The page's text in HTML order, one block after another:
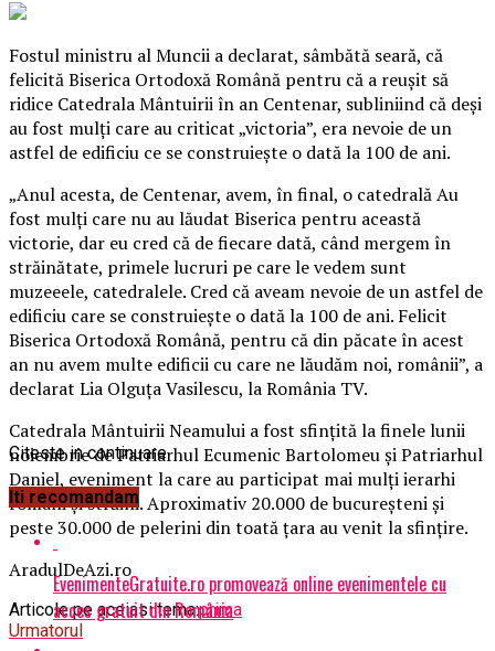
Fostul ministru al Muncii a declarat, sâmbătă seară, că
felicită Biserica Ortodoxă Română pentru că a reuşit să
ridice Catedrala Mântuirii în an Centenar, subliniind că deşi
au fost mulţi care au criticat „victoria”, era nevoie de un
astfel de edificiu ce se construieşte o dată la 100 de ani.
„Anul acesta, de Centenar, avem, în final, o catedrală Au
fost mulţi care nu au lăudat Biserica pentru această
victorie, dar eu cred că de fiecare dată, când mergem în
străinătate, primele lucruri pe care le vedem sunt
muzeeele, catedralele. Cred că aveam nevoie de un astfel de
edificiu care se construieşte o dată la 100 de ani. Felicit
Biserica Ortodoxă Română, pentru că din păcate în acest
an nu avem multe edificii cu care ne lăudăm noi, românii”, a
declarat Lia Olguţa Vasilescu, la România TV.
Catedrala Mântuirii Neamului a fost sfinţită la finele lunii
noiembrie de Patriarhul Ecumenic Bartolomeu şi Patriarhul
Daniel, eveniment la care au participat mai mulţi ierarhi
români şi străini. Aproximativ 20.000 de bucureşteni şi
peste 30.000 de pelerini din toată ţara au venit la sfinţire.
AradulDeAzi.ro
Articole pe aceiasi tema:prima
Urmatorul
Citeste in continuare
Iti recomandam
EvenimenteGratuite.ro promovează online evenimentele cu
acces gratuit din România